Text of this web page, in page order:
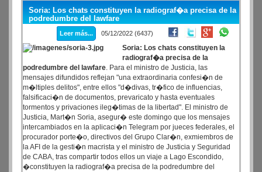
expresidenta en una entrevista concedida al diario brasile�o Folha
de Sao Paulo, que comparti� este lunes en sus redes sociales.
Soria: Los chats constituyen la radiograf�a precisa de la
podredumbre del lawfare
Leer más... 05/12/2022 (6437)
Soria: Los chats constituyen la
radiograf�a precisa de la
podredumbre del lawfare. Para el ministro de Justicia, las
mensajes difundidos reflejan "una extraordinaria confesi�n de
m�ltiples delitos", entre ellos "d�divas, tr�fico de influencias,
falsificaci�n de documentos, prevaricato y hasta eventuales
tormentos y privaciones ileg�timas de la libertad". El ministro de
Justicia, Mart�n Soria, asegur� este domingo que los mensajes
intercambiados en la aplicaci�n Telegram por jueces federales, el
procurador porte�o, directivos del Grupo Clar�n, exmiembros de
la AFI de la gesti�n macrista y el ministro de Justicia y Seguridad
de CABA, tras compartir todos ellos un viaje a Lago Escondido,
�constituyen la radiograf�a precisa de la podredumbre del